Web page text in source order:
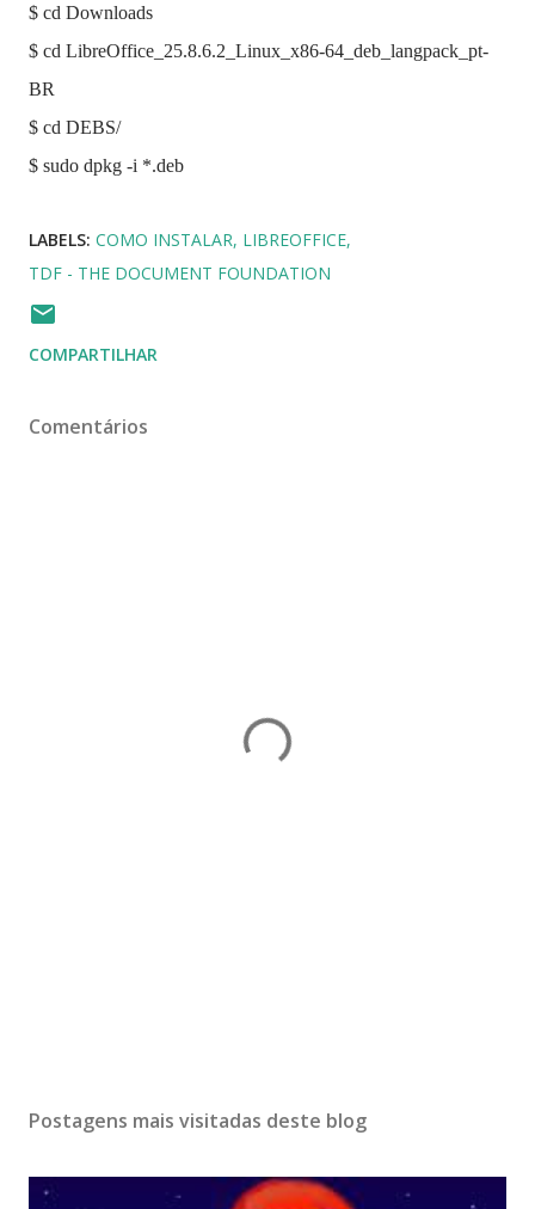
$ cd Downloads
$ cd LibreOffice_25.8.6.2_Linux_x86-64_deb_langpack_pt-
BR
$ cd DEBS/
$ sudo dpkg -i *.deb
LABELS: COMO INSTALAR LIBREOFFICE
TDF - THE DOCUMENT FOUNDATION
COMPARTILHAR
Comentários
Postagens mais visitadas deste blog